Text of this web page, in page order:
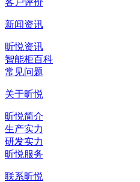
客户评价
新闻资讯
昕悦资讯
智能柜百科
常见问题
关于昕悦
昕悦简介
生产实力
研发实力
昕悦服务
联系昕悦